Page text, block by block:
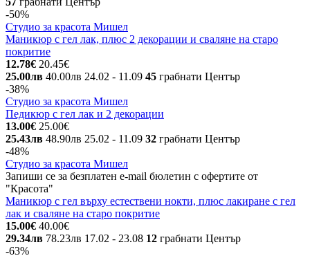
-50%
Студио за красота Мишел
Маникюр с гел лак, плюс 2 декорации и сваляне на старо
покритие
12.78€ 20.45€
25.00лв 40.00лв 24.02 - 11.09 45 грабнати Център
-38%
Студио за красота Мишел
Педикюр с гел лак и 2 декорации
13.00€ 25.00€
25.43лв 48.90лв 25.02 - 11.09 32 грабнати Център
-48%
Студио за красота Мишел
Запиши се за безплатен e-mail бюлетин с офертите от
"Красота"
Маникюр с гел върху естествени нокти, плюс лакиране с гел
лак и сваляне на старо покритие
15.00€ 40.00€
29.34лв 78.23лв 17.02 - 23.08 12 грабнати Център
-63%